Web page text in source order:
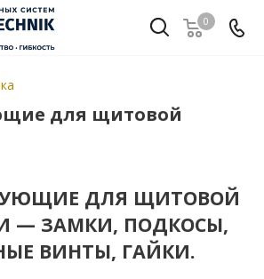
0
для щитовой
ДЛЯ ЩИТОВОЙ
— ЗАМКИ, ПОДКОСЫ,
ВИНТЫ, ГАЙКИ.